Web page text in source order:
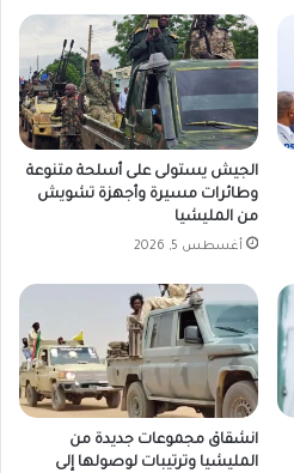
الجيش يستولى على أسلحة متنوعة
وطائرات مسيرة وأجهزة تشويش
من المليشيا
أغسطس 5, 2026
انشقاق مجموعات جديدة من
المليشيا وترتيبات لوصولها إلى